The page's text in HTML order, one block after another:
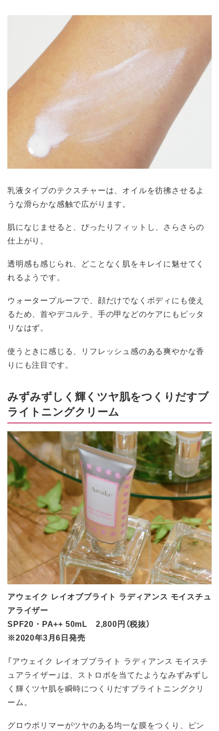
乳液タイプのテクスチャーは、オイルを彷彿させるよ
うな滑らかな感触で広がります。
肌になじませると、ぴったりフィットし、さらさらの
仕上がり。
透明感も感じられ、どことなく肌をキレイに魅せてく
れるようです。
ウォータープルーフで、顔だけでなくボディにも使え
るため、首やデコルテ、手の甲などのケアにもピッタ
リなはず。
使うときに感じる、リフレッシュ感のある爽やかな香
りにも注目です。
みずみずしく輝くツヤ肌をつくりだすブ
ライトニングクリーム
アウェイク レイオブブライト ラディアンス モイスチュ
アライザー
SPF20・PA++ 50mL 2,800円（税抜）
※2020年3月6日発売
「アウェイク レイオブブライト ラディアンス モイスチ
ュアライザー」は、ストロボを当てたようなみずみずし
く輝くツヤ肌を瞬時につくりだすブライトニングクリ
ーム。
グロウポリマーがツヤのある均一な膜をつくり、ピン